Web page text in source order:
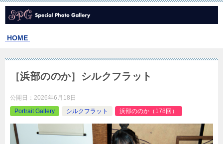
HOME
［浜部ののか］シルクフラット
公開日： 2026年6月18日
Portrait Gallery
シルクフラット 浜部ののか（178回）